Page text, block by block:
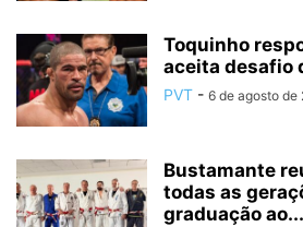
Toquinho
aceita desafio
PVT - 6 de agosto de
Bustamante
todas as
graduação ao...